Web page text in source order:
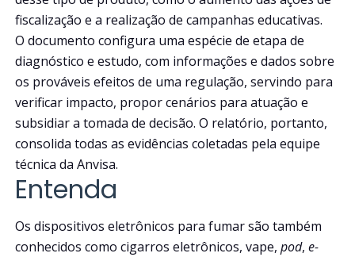
fiscalização e a realização de campanhas educativas.
O documento configura uma espécie de etapa de
diagnóstico e estudo, com informações e dados sobre
os prováveis efeitos de uma regulação, servindo para
verificar impacto, propor cenários para atuação e
subsidiar a tomada de decisão. O relatório, portanto,
consolida todas as evidências coletadas pela equipe
técnica da Anvisa.
Entenda
Os dispositivos eletrônicos para fumar são também
conhecidos como cigarros eletrônicos, vape, pod, e-